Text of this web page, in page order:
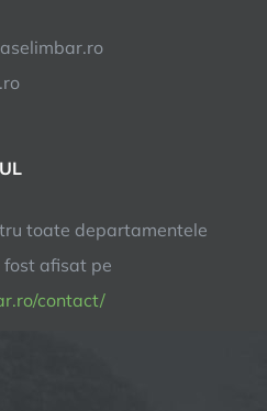
toate departamentele
fost afisat pe
contact/